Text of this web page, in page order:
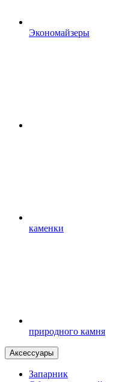
Экономайзеры
каменки
природного камня
Аксессуары
Запарник